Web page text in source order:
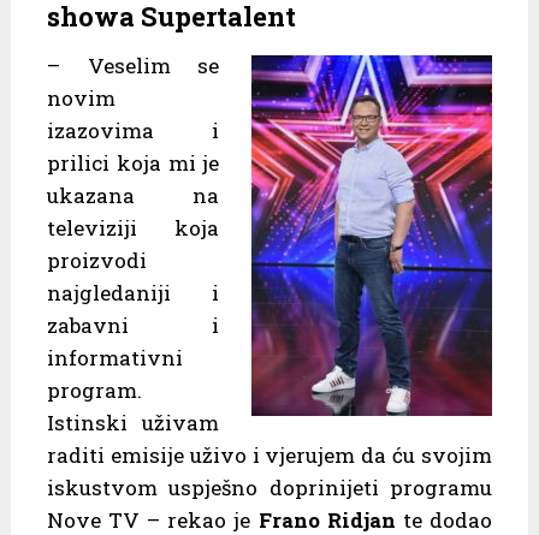
showa Supertalent
– Veselim se
novim
izazovima i
prilici koja mi je
ukazana na
televiziji koja
proizvodi
najgledaniji i
zabavni i
informativni
program.
Istinski uživam
raditi emisije uživo i vjerujem da ću svojim
iskustvom uspješno doprinijeti programu
Nove TV – rekao je Frano Ridjan te dodao